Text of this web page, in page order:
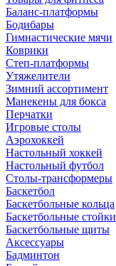
Баланс-платформы
Бодибары
Гимнастические мячи
Коврики
Степ-платформы
Утяжелители
Зимний ассортимент
Манекены для бокса
Перчатки
Игровые столы
Аэрохоккей
Настольный хоккей
Настольный футбол
Столы-трансформеры
Баскетбол
Баскетбольные кольца
Баскетбольные стойки
Баскетбольные щиты
Аксессуары
Бадминтон